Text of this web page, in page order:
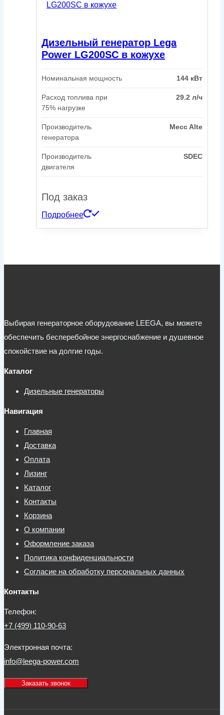
Дизельный генератор Lega
Power LG200SC в кожухе
Номинальная мощность 144 кВт
Расход топлива при
75% нагрузке
29.2 л/ч
Производитель
генератора
Mecc Alte
Производитель
двигателя
SDEC
Под заказ
Подробнее
Выбирая генераторное оборудование LEEGA, вы можете
обеспечить бесперебойное энергоснабжение и душевное
спокойствие на долгие годы.
Каталог
Дизельные генераторы
Навигация
Главная
Доставка
Оплата
Лизинг
Каталог
Контакты
Корзина
О компании
Оформление заказа
Политика конфиденциальности
Согласие на обработку персональных данных
Контакты
Телефон:
+7 (499) 110-90-63
Электронная почта:
info@leega-power.com
Заказать звонок